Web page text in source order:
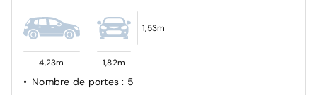
4,23m 1,82m
1,53m
Nombre de portes: 5